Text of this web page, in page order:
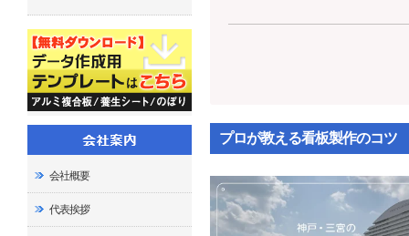
プロが教える看板製作のコツ
会社概要
代表挨拶